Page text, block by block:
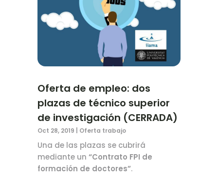
Oferta de empleo: dos
plazas de técnico superior
de investigación (CERRADA)
Oct 28, 2019 Oferta trabajo
Una de las plazas se cubrirá
mediante un“Contrato FPI de
formación de doctores”.